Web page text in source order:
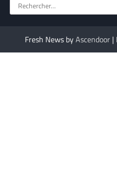
Rechercher :
Fresh News byAscendoor |